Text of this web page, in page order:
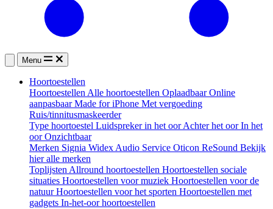
Menu
Hoortoestellen
HoortoestellenAlle hoortoestellen OplaadbaarOnline
aanpasbaarMade for iPhone Met vergoeding
Ruis/tinnitusmaskeerder
Type hoortoestel Luidspreker in het oorAchter het oorIn het
oorOnzichtbaar
Merken Signia WidexAudio Service Oticon ReSound Bekijk
hier alle merken
ToplijstenAllround hoortoestellen Hoortoestellen sociale
situaties Hoortoestellen voor muziek Hoortoestellen voor de
natuurHoortoestellen voor het sporten Hoortoestellen met
gadgets In-het-oor hoortoestellen